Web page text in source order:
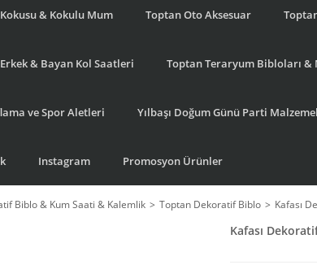
& Kokulu Mum Toptan Oto Aksesuar
& Bayan Kol Saatleri Toptan Teraryum Bibloları &
ve Spor Aletleri Yılbaşı Doğum Günü Parti
Instagram Promosyon Ürünler
Biblo & Kum Saati & Kalemlik Toptan Dekoratif Biblo Kafası
Kafası